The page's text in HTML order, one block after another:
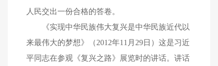
人民交出一份合格的答卷。
《实现中华民族伟大复兴是中华民族近代以
来最伟大的梦想》（2012年11月29日）这是习近
平同志在参观《复兴之路》展览时的讲话。讲话